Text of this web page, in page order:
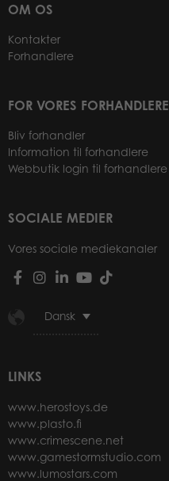
OM OS
Kontakter
Forhandlere
FOR VORES FORHANDLERE
Bliv forhandler
Information til forhandlere
Webbutik login til forhandlere
SOCIALE MEDIER
Vores sociale mediekanaler
Dansk
LINKS
www.herostoys.de
www.plasto.fi
www.crimescene.net
www.gamestormstudio.com
www.lumostars.com